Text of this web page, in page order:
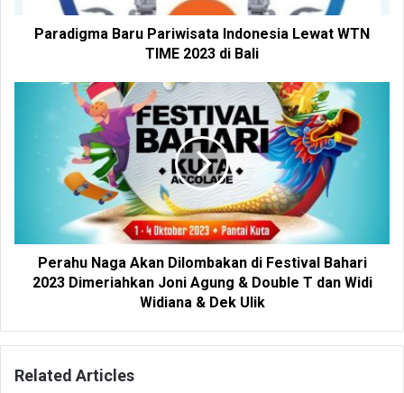
Paradigma Baru Pariwisata Indonesia Lewat WTN
TIME 2023 di Bali
Perahu Naga Akan Dilombakan di Festival Bahari
2023 Dimeriahkan Joni Agung & Double T dan Widi
Widiana & Dek Ulik
Related Articles